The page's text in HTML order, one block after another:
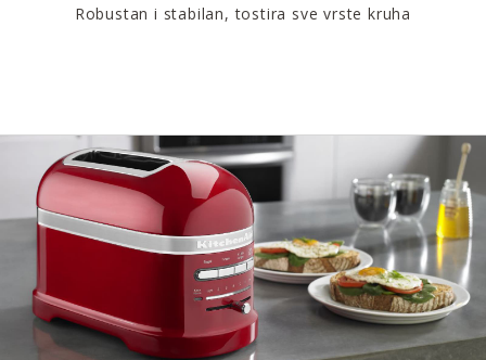
Robustan i stabilan, tostira sve vrste kruha